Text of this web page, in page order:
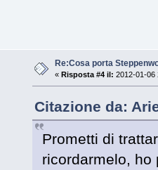
Re:Cosa porta
« Risposta #4 il: 2012-01-06
Citazione da:
Prometti di
ricordarmelo, ho